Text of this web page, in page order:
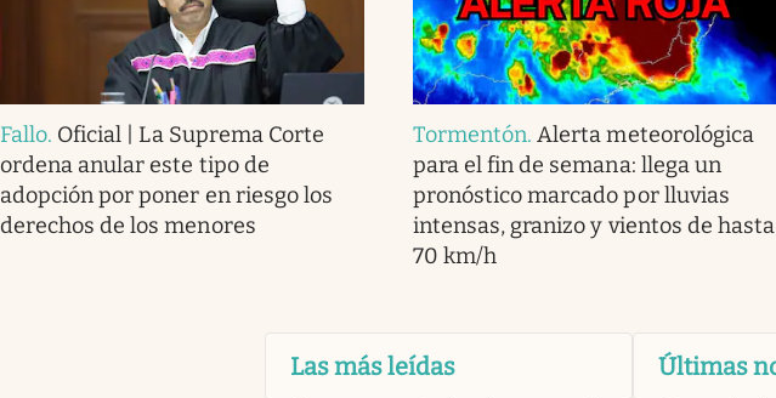
Fallo. Oficial | La Suprema Corte
ordena anular este tipo de
adopción por poner en riesgo los
derechos de los menores
Tormentón.Alerta meteorológica
para el fin de semana: llega un
pronóstico marcado por lluvias
intensas, granizo y vientos de hasta
70 km/h
Las más leídas Últimas